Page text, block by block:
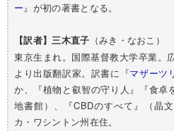
ー』が初の著書となる。
【訳者】三木直子 （みき・なおこ）
東京生まれ。国際基督教大学卒業。
より出版翻訳家。訳書に『マザーツ
か、『植物と叡智の守り人』『食卓
地書館）、『CBDのすべて』（晶
カ・ワシントン州在住。